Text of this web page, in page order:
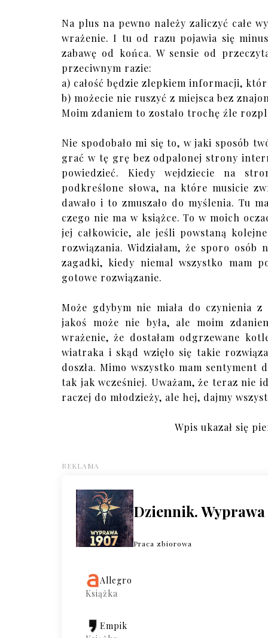
Na plus na pewno należy zaliczyć całe
wrażenie. I tu od razu pojawia się
zabawę od końca. W sensie od
przeciwnym razie:
a) całość będzie zlepkiem informacji,
b) możecie nie ruszyć z miejsca bez
Moim zdaniem to zostało trochę źle
Nie spodobało mi się to, w jaki sposób
grać w tę grę bez odpalonej strony
powiedzieć. Kiedy wejdziecie na
podkreślone słowa, na które musicie
dawało i to zmuszało do myślenia. Tu
czego nie ma w książce. To w moich
jej całkowicie, ale jeśli powstaną
rozwiązania. Widziałam, że sporo
zagadki, kiedy niemal wszystko mam
gotowe rozwiązanie.
Może gdybym nie miała do czynienia
jakoś może nie była, ale moim
wrażenie, że dostałam odgrzewane
wiatraka i skąd wzięło się takie
doszła. Mimo wszystko mam
tak jak wcześniej. Uważam, że teraz nie
raczej do młodzieży, ale hej, dajmy
Wpis ukazał się